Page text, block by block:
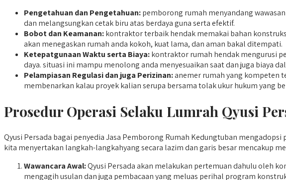
Pengetahuan dan Pengetahuan:pemborong rumah menyandang
dan melangsungkan cetak biru atas berdaya guna serta efektif.
Bobot dan Keamanan:kontraktor terbaik hendak memakai bahan
akan menegaskan rumah anda kokoh, kuat lama, dan aman bakal ditempati.
Ketepatgunaan Waktu serta Biaya:kontraktor rumah hendak mengurusi
daya. situasi ini mampu menolong anda menyesuaikan saat dan juga biaya
Pelampiasan Regulasi dan juga Perizinan:anemer rumah yang kompeten
membenarkan kalau proyek kalian serupa bersama tolak ukur hukum yang
Prosedur Operasi Selaku Lumrah Qyusi
Qyusi Persada bagai penyedia Jasa Pemborong Rumah Kedungtuban
kita menyertakan langkah-langkahyang secara lazim dan garis besar mencakup
Wawancara Awal:Qyusi Persada akan melakukan pertemuan dahulu oleh
mengagih usulan dan juga pembacaan yang meluas perihal program